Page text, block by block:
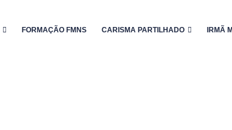
FORMAÇÃO FMNS CARISMA PARTILHADO IRMÃ